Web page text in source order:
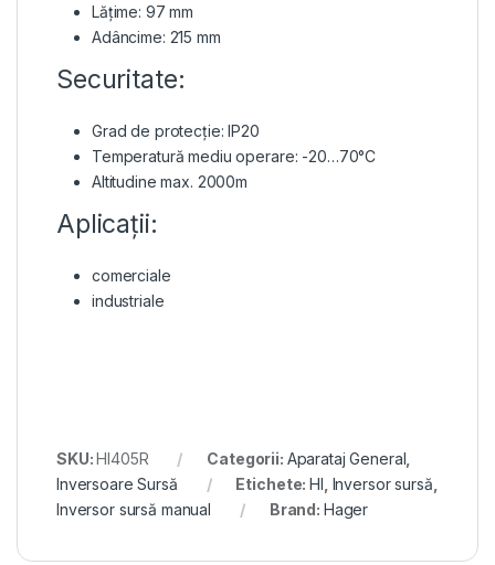
Lățime: 97 mm
Adâncime: 215 mm
Securitate:
Grad de protecție: IP20
Temperatură mediu operare: -20…70°C
Altitudine max. 2000m
Aplicații:
comerciale
industriale
SKU:HI405R Categorii: Aparataj General
Inversoare Sursă
Etichete:HI Inversor sursă
Inversor sursă manual
Brand: Hager